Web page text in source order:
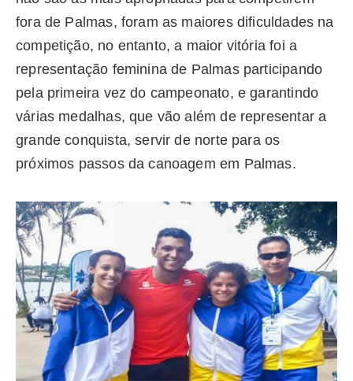
fora de Palmas, foram as maiores dificuldades na
competição, no entanto, a maior vitória foi a
representação feminina de Palmas participando
pela primeira vez do campeonato, e garantindo
várias medalhas, que vão além de representar a
grande conquista, servir de norte para os
próximos passos da canoagem em Palmas.